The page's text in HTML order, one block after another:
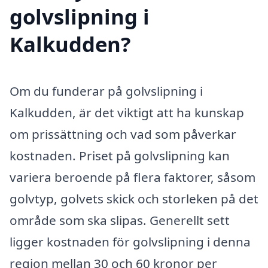
golvslipning i
Kalkudden?
Om du funderar på golvslipning i
Kalkudden, är det viktigt att ha kunskap
om prissättning och vad som påverkar
kostnaden. Priset på golvslipning kan
variera beroende på flera faktorer, såsom
golvtyp, golvets skick och storleken på det
område som ska slipas. Generellt sett
ligger kostnaden för golvslipning i denna
region mellan 30 och 60 kronor per